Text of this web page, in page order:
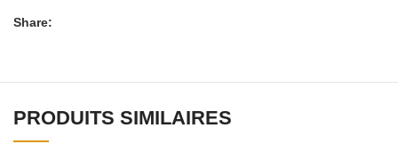
Share:
PRODUITS SIMILAIRES